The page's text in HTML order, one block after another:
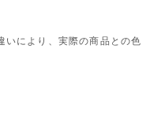
により、実際の商品との色